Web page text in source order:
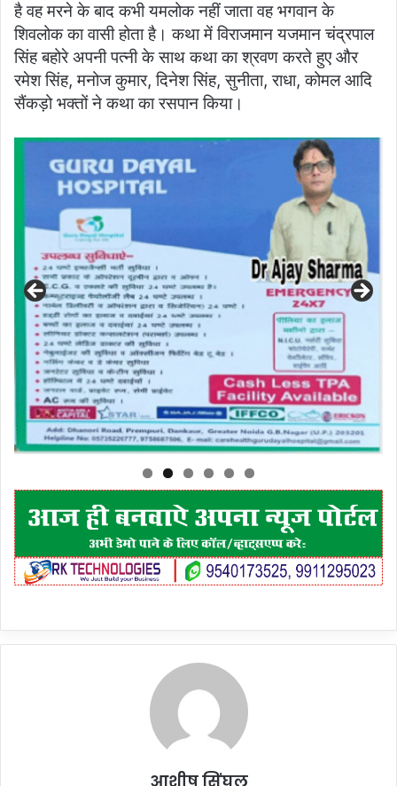
है वह मरने के बाद कभी यमलोक नहीं जाता वह भगवान के
शिवलोक का वासी होता है। कथा में विराजमान यजमान चंद्रपाल
सिंह बहोरे अपनी पत्नी के साथ कथा का श्रवण करते हुए और
रमेश सिंह, मनोज कुमार, दिनेश सिंह, सुनीता, राधा, कोमल आदि
सैंकड़ो भक्तों ने कथा का रसपान किया।
आशीष सिंघल